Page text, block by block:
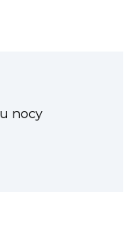
nocy